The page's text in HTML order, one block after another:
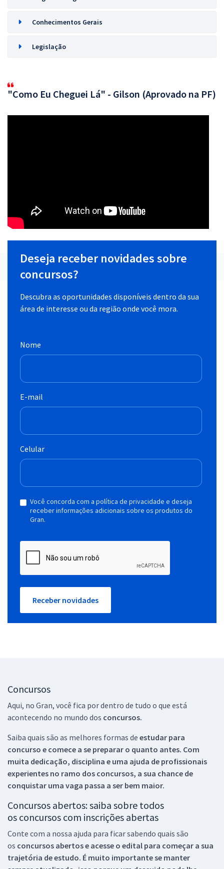
Conhecimentos Gerais
Legislação
"Como Eu Cheguei Lá" - Gilson (Aprovado na PF)
Deseja receber novidades sobre
concursos?
Descubra as oportunidades disponíveis dentro da sua
área de interesse ou da região onde você mora.
Nome
E-mail
Celular
Você concorda com a política de privacidade e deseja
receber informações adicionais sobre os produtos do
Gran.
Receber novidades
Concursos
Aqui, no Gran, você fica por dentro de tudo o que está
acontecendo no mundo dos concursos.
Saiba quais são as melhores formas de estudar para
concurso e comece a se preparar o quanto antes. Com
muita dedicação, disciplina e uma ajuda de profissionais
experientes no ramo dos concursos, a sua chance de
conquistar uma vaga passa a ser bem maior.
Concursos abertos: saiba sobre todos
os concursos com inscrições abertas
Conte com a nossa ajuda para ficar sabendo quais são
os concursos abertos e acesse o edital para começar a sua
trajetória de estudo. É muito importante se manter